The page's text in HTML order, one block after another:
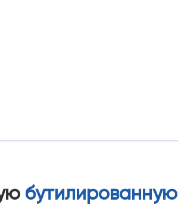
бутилированную